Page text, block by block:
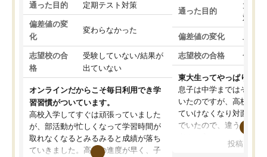
通った目的 定期テスト対策
偏差値の変
化
変わらなかった
志望校の合
格
受験していない/結果が
出ていない
オンラインだからこそ毎日利用でき学
習習慣がついています。
高校入学してすぐは頑張っていました
が、部活動が忙しくなって学習時間が
取れなくなるとみるみると成績が落ち
ていきました。高校の進度が早く、子
通った目的
大学
対策
偏差値の変化 上が
志望校の合格 合格
東大生ってやっぱりすご
息子は中学まではそこそ
いたのですが、高校に入
ていけなくなり対面の塾
でいたので、違うアプロ
で、当初は模試でD判定
投稿日：